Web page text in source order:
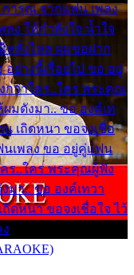
ารุณ จากแฟน เพลง
ลง ให้กำลังใจ น้ำใจ
หลั่งไหล ผมขอฝาก
อย่างนี้เรื่อยไป ขอ อยู่
กว่าใคร..ใคร พระคุณ
มดังมา.. ขอ องค์เท
เถิดหนา ขอจงเชื่อ
นเพลง ขอ อยู่คู่แฟน
คร..ใคร พระคุณผู้ฟัง
มา.. ขอ องค์เทวา
ดหนา ขอจงเชื่อใจ ไว้